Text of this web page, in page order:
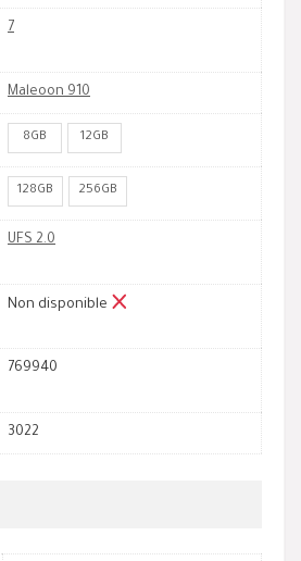
7
Maleoon 910
8GB 12GB
128GB 256GB
UFS 2.0
Non disponible
769940
3022